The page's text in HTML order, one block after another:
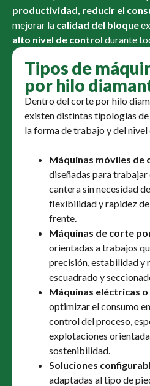
productividad, reducir el
mejorar la calidad del bloque
alto nivel de control durante
Tipos de
por hilo
Dentro del corte por hilo
existen distintas tipologías de
la forma de trabajo y del
Máquinas móviles de
diseñadas para
cantera sin necesidad
flexibilidad y rapidez
frente.
Máquinas de corte
orientadas a trabajos
precisión, estabilidad y
escuadrado y
Máquinas eléctricas
optimizar el consumo
control del proceso,
explotaciones
sostenibilidad.
Soluciones
adaptadas al tipo de